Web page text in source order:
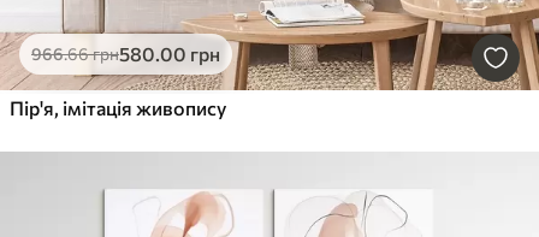
966.66грн580.00 грн
Пір'я, імітація живопису